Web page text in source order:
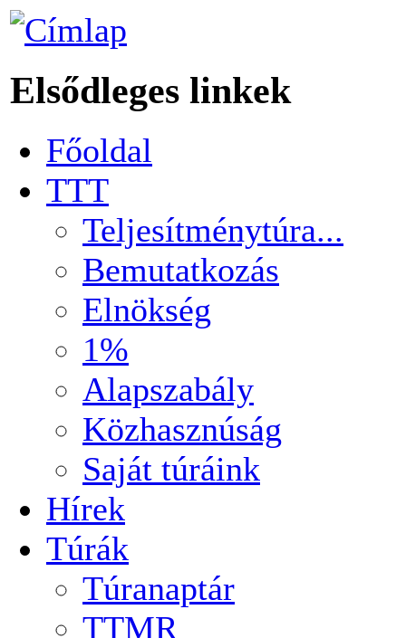
Elsődleges linkek
Főoldal
TTT
Teljesítménytúra...
Bemutatkozás
Elnökség
1%
Alapszabály
Közhasznúság
Saját túráink
Hírek
Túrák
Túranaptár
TTMR